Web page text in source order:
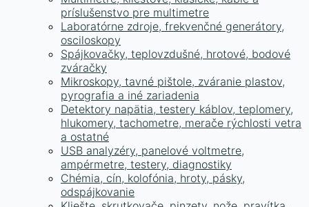
príslušenstvo pre multimetre
Laboratórne zdroje, frekvenčné generátory,
osciloskopy
Spájkovačky, teplovzdušné, hrotové, bodové
zváračky
Mikroskopy, tavné pištole, zváranie plastov,
pyrografia a iné zariadenia
Detektory napätia, testery káblov, teplomery,
hlukomery, tachometre, merače rýchlosti vetra
a ostatné
USB analyzéry, panelové voltmetre,
ampérmetre, testery, diagnostiky
Chémia, cín, kolofónia, hroty, pásky,
odspájkovanie